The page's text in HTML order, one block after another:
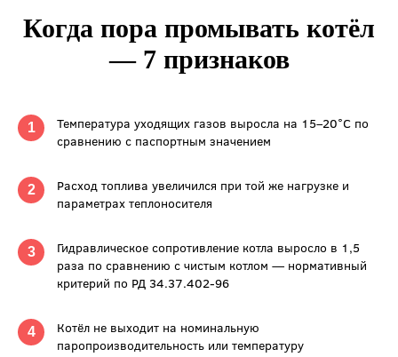
Когда пора промывать котёл
— 7 признаков
1
Температура уходящих газов выросла на 15–20°C по
сравнению с паспортным значением
2
Расход топлива увеличился при той же нагрузке и
параметрах теплоносителя
3
Гидравлическое сопротивление котла выросло в 1,5
раза по сравнению с чистым котлом — нормативный
критерий по РД 34.37.402-96
4
Котёл не выходит на номинальную
паропроизводительность или температуру